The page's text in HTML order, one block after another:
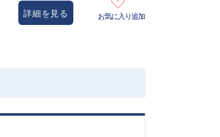
詳細を見る お気に入り追加